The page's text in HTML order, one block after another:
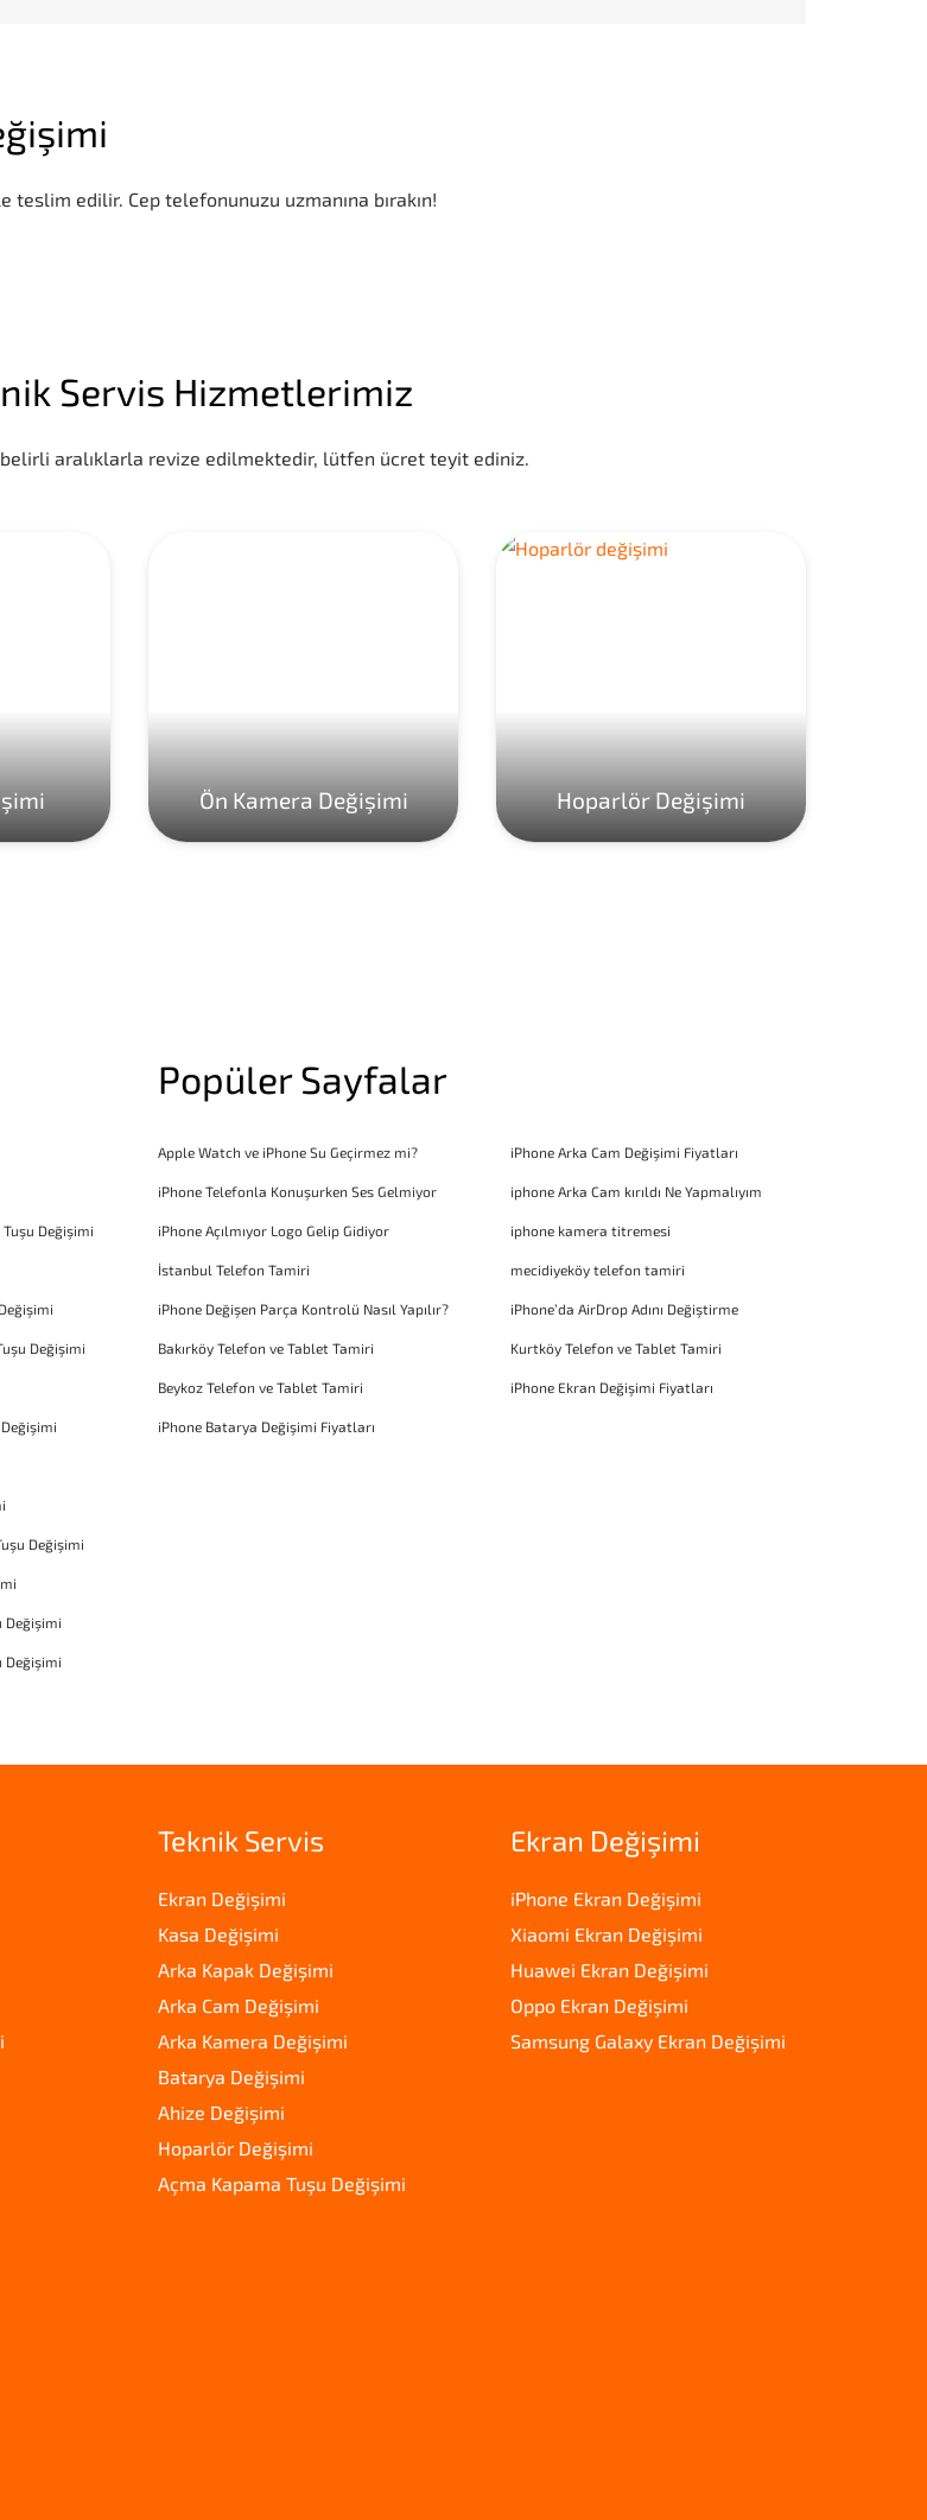
edilir. Cep telefonunuzu uzmanına bırakın!
Servis Hizmetlerimiz
aralıklarla revize edilmektedir, lütfen ücret teyit ediniz.
Ön Kamera Değişimi Hoparlör Değişimi
Değişimi
Değişimi
Değişimi
Değişimi
Değişimi
Popüler Sayfalar
Apple Watch ve iPhone Su Geçirmez mi? iPhone Arka Cam Değişimi Fiyatları
iPhone Telefonla Konuşurken Ses Gelmiyor iphone Arka Cam kırıldı Ne Yapmalıyım
iPhone Açılmıyor Logo Gelip Gidiyor iphone kamera titremesi
İstanbul Telefon Tamiri mecidiyeköy telefon tamiri
iPhone Değişen Parça Kontrolü Nasıl Yapılır? iPhone’da AirDrop Adını Değiştirme
Bakırköy Telefon ve Tablet Tamiri Kurtköy Telefon ve Tablet Tamiri
Beykoz Telefon ve Tablet Tamiri iPhone Ekran Değişimi Fiyatları
iPhone Batarya Değişimi Fiyatları
Teknik Servis
Ekran Değişimi
Kasa Değişimi
Arka Kapak Değişimi
Arka Cam Değişimi
Arka Kamera Değişimi
Batarya Değişimi
Ahize Değişimi
Hoparlör Değişimi
Açma Kapama Tuşu Değişimi
Ekran Değişimi
iPhone Ekran Değişimi
Xiaomi Ekran Değişimi
Huawei Ekran Değişimi
Oppo Ekran Değişimi
Samsung Galaxy Ekran Değişimi